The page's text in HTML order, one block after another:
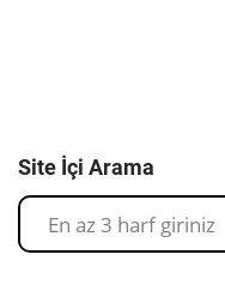
Site İçi Arama